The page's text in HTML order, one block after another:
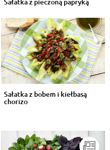
Sałatka z bobem i kiełbasą
chorizo